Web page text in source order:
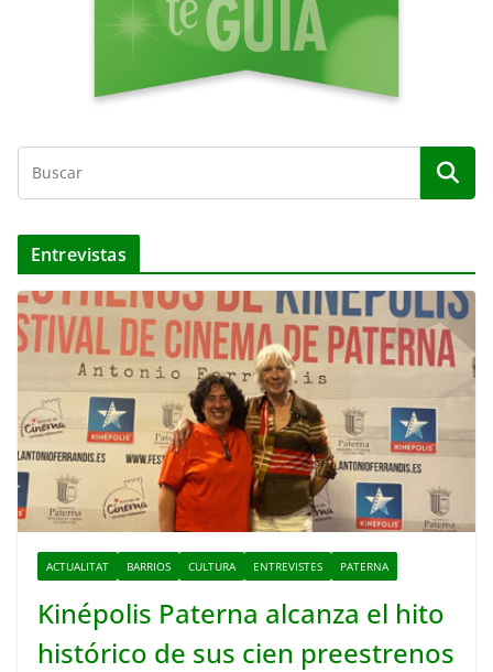
Entrevistas
ACTUALITAT BARRIOS CULTURA ENTREVISTES PATERNA
Kinépolis Paterna alcanza el hito
histórico de sus cien preestrenos